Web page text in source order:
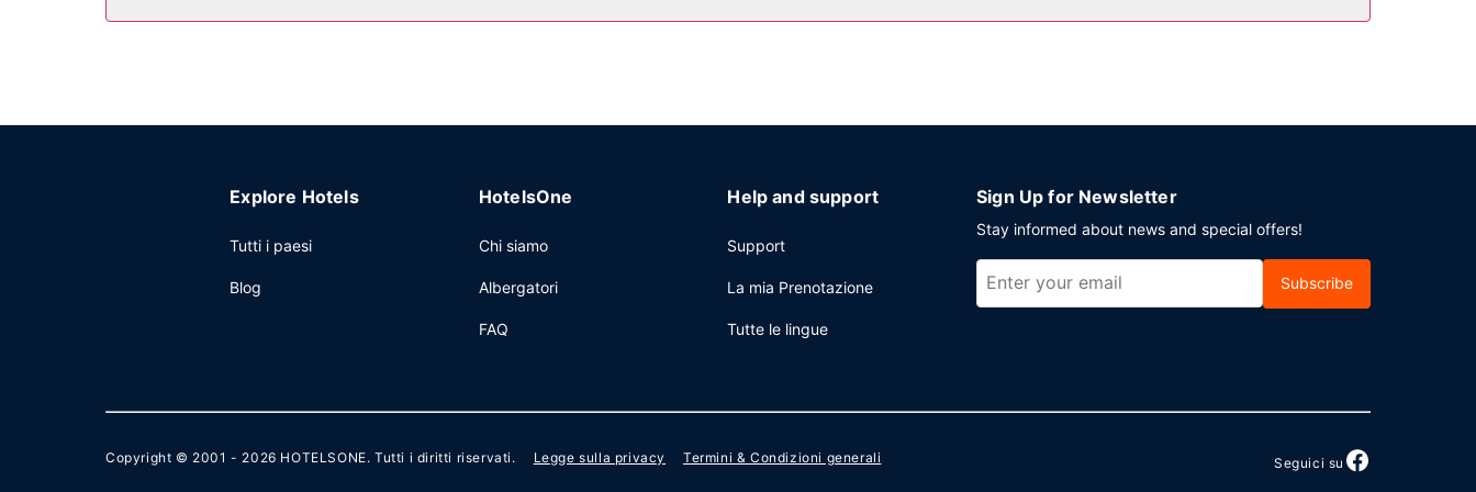
07:00 alle ore 11:00, dietro pagamento di un supplemento.
Explore Hotels
Tutti i paesi
Blog
HotelsOne
Chi siamo
Albergatori
FAQ
Help and support
Support
La mia Prenotazione
Tutte le lingue
Sign Up for Newsletter
Stay informed about news and special offers!
Subscribe
Copyright © 2001 - 2026 HOTELSONE. Tutti i diritti riservati. Legge sulla privacy Termini & Condizioni generali Seguici su